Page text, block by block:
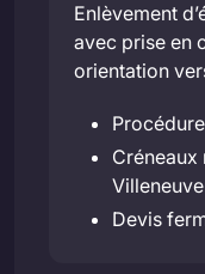
Enlèvement
avec prise en
orientation
Créneaux
Devis